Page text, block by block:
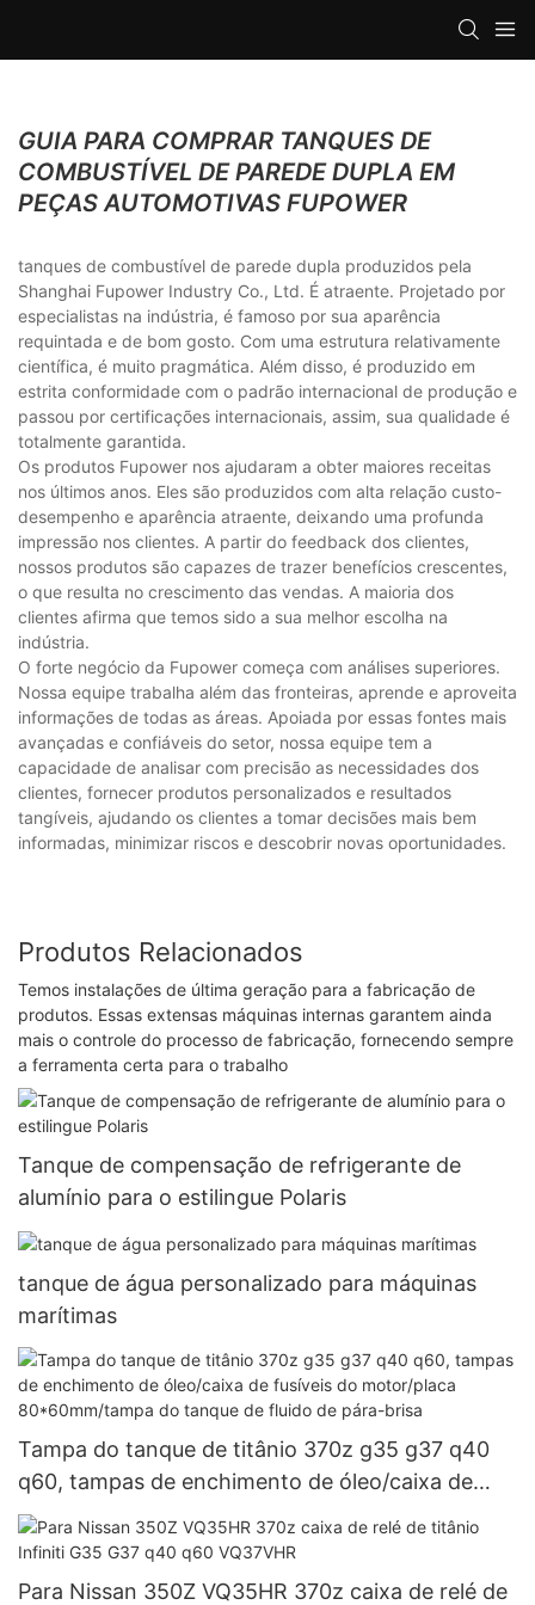
GUIA PARA COMPRAR TANQUES DE
COMBUSTÍVEL DE PAREDE DUPLA EM
PEÇAS AUTOMOTIVAS FUPOWER
tanques de combustível de parede dupla produzidos pela
Shanghai Fupower Industry Co., Ltd. É atraente. Projetado por
especialistas na indústria, é famoso por sua aparência
requintada e de bom gosto. Com uma estrutura relativamente
científica, é muito pragmática. Além disso, é produzido em
estrita conformidade com o padrão internacional de produção e
passou por certificações internacionais, assim, sua qualidade é
totalmente garantida.
Os produtos Fupower nos ajudaram a obter maiores receitas
nos últimos anos. Eles são produzidos com alta relação custo-
desempenho e aparência atraente, deixando uma profunda
impressão nos clientes. A partir do feedback dos clientes,
nossos produtos são capazes de trazer benefícios crescentes,
o que resulta no crescimento das vendas. A maioria dos
clientes afirma que temos sido a sua melhor escolha na
indústria.
O forte negócio da Fupower começa com análises superiores.
Nossa equipe trabalha além das fronteiras, aprende e aproveita
informações de todas as áreas. Apoiada por essas fontes mais
avançadas e confiáveis ​​do setor, nossa equipe tem a
capacidade de analisar com precisão as necessidades dos
clientes, fornecer produtos personalizados e resultados
tangíveis, ajudando os clientes a tomar decisões mais bem
informadas, minimizar riscos e descobrir novas oportunidades.
Produtos Relacionados
Temos instalações de última geração para a fabricação de
produtos. Essas extensas máquinas internas garantem ainda
mais o controle do processo de fabricação, fornecendo sempre
a ferramenta certa para o trabalho
Tanque de compensação de refrigerante de
alumínio para o estilingue Polaris
tanque de água personalizado para máquinas
marítimas
Tampa do tanque de titânio 370z g35 g37 q40
q60, tampas de enchimento de óleo/caixa de
fusíveis do motor/placa 80*60mm/tampa do
tanque de fluido de pára-brisa
Para Nissan 350Z VQ35HR 370z caixa de relé de